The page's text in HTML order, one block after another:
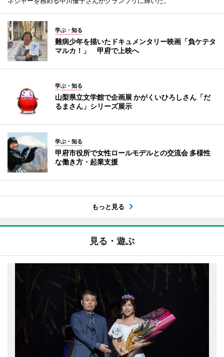
学ぶ・知る
難病少年を描いたドキュメンタリー映画「負ケテタ
マルカ！」 甲府で上映へ
学ぶ・知る
山梨県立文学館で企画展 かがくいひろしさん「だ
るまさん」シリーズ展示
学ぶ・知る
甲府市役所で女性ロールモデルとの交流会 多様性
な働き方・起業支援
もっと見る
見る・遊ぶ